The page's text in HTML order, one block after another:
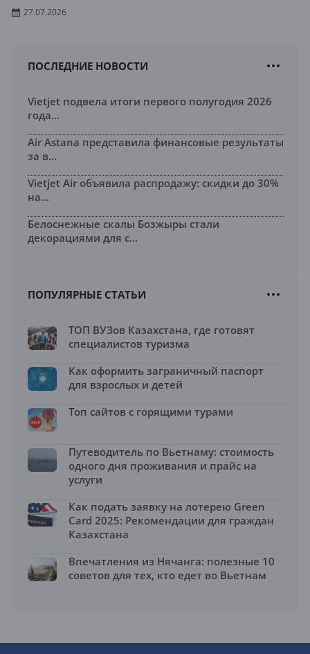
27.07.2026
ПОСЛЕДНИЕ НОВОСТИ
Vietjet подвела итоги первого полугодия 2026
года...
Air Astana представила финансовые результаты
за в...
Vietjet Air объявила распродажу: скидки до 30%
на...
Белоснежные скалы Бозжыры стали
декорациями для с...
ПОПУЛЯРНЫЕ СТАТЬИ
ТОП ВУЗов Казахстана, где готовят
специалистов туризма
Как оформить заграничный паспорт
для взрослых и детей
Топ сайтов с горящими турами
Путеводитель по Вьетнаму: стоимость
одного дня проживания и прайс на
услуги
Как подать заявку на лотерею Green
Card 2025: Рекомендации для граждан
Казахстана
Впечатления из Нячанга: полезные 10
советов для тех, кто едет во Вьетнам